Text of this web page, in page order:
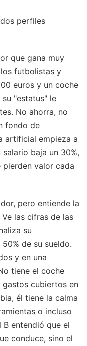
perfiles
que gana muy
los futbolistas y
euros y un coche
"estatus" le
No ahorra, no
fondo de
artificial empieza a
baja un 30%,
pierden valor cada
pero entiende la
las cifras de las
su
de su sueldo.
y en una
tiene el coche
cubiertos en
él tiene la calma
o incluso
B entendió que el
conduce, sino el